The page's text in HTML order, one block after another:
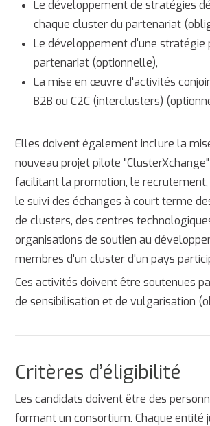
Le développement de stratégies
chaque cluster du partenariat
Le développement d'une stratégie
partenariat (optionnelle),
La mise en œuvre d'activités
B2B ou C2C (interclusters)
Elles doivent également inclure la
nouveau projet pilote
facilitant la promotion, le
le suivi des échanges à court terme
de clusters, des centres
organisations de soutien au
membres d'un cluster d'un pays
Ces activités doivent être soutenues
de sensibilisation et de vulgarisation
Critères d’éligibilité
Les candidats doivent être des
formant un consortium. Chaque entité